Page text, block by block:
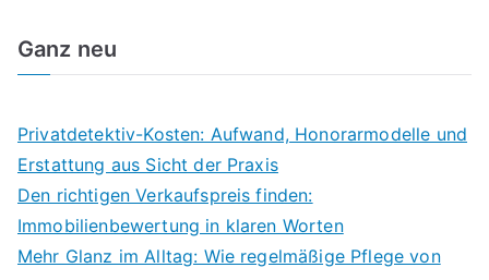
Ganz neu
Privatdetektiv-Kosten: Aufwand, Honorarmodelle und
Erstattung aus Sicht der Praxis
Den richtigen Verkaufspreis finden:
Immobilienbewertung in klaren Worten
Mehr Glanz im Alltag: Wie regelmäßige Pflege von